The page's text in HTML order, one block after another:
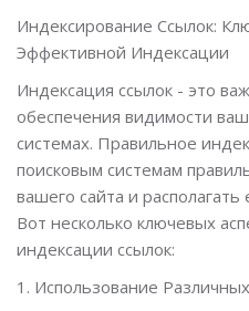
Индексирование Ссылок:
Эффективной Индексации
Индексация ссылок - это
обеспечения видимости
системах. Правильное
поисковым системам
вашего сайта и располагать
Вот несколько ключевых
индексации ссылок:
1. Использование